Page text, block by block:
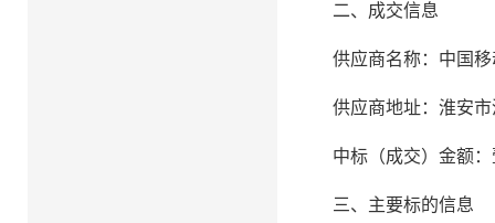
二、成交信息
供应商名称：中国
供应商地址：淮安
中标（成交）金额
三、主要标的信息